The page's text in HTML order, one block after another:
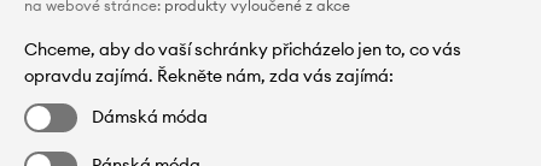
na webové stránce: produkty vyloučené z akce
Chceme, aby do vaší schránky přicházelo jen to, co vás
opravdu zajímá. Řekněte nám, zda vás zajímá:
Dámská móda